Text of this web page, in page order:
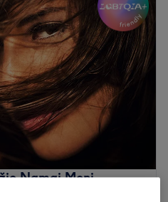
Namai Moni